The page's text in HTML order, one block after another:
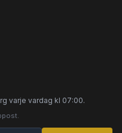
varje vardag kl 07:00.